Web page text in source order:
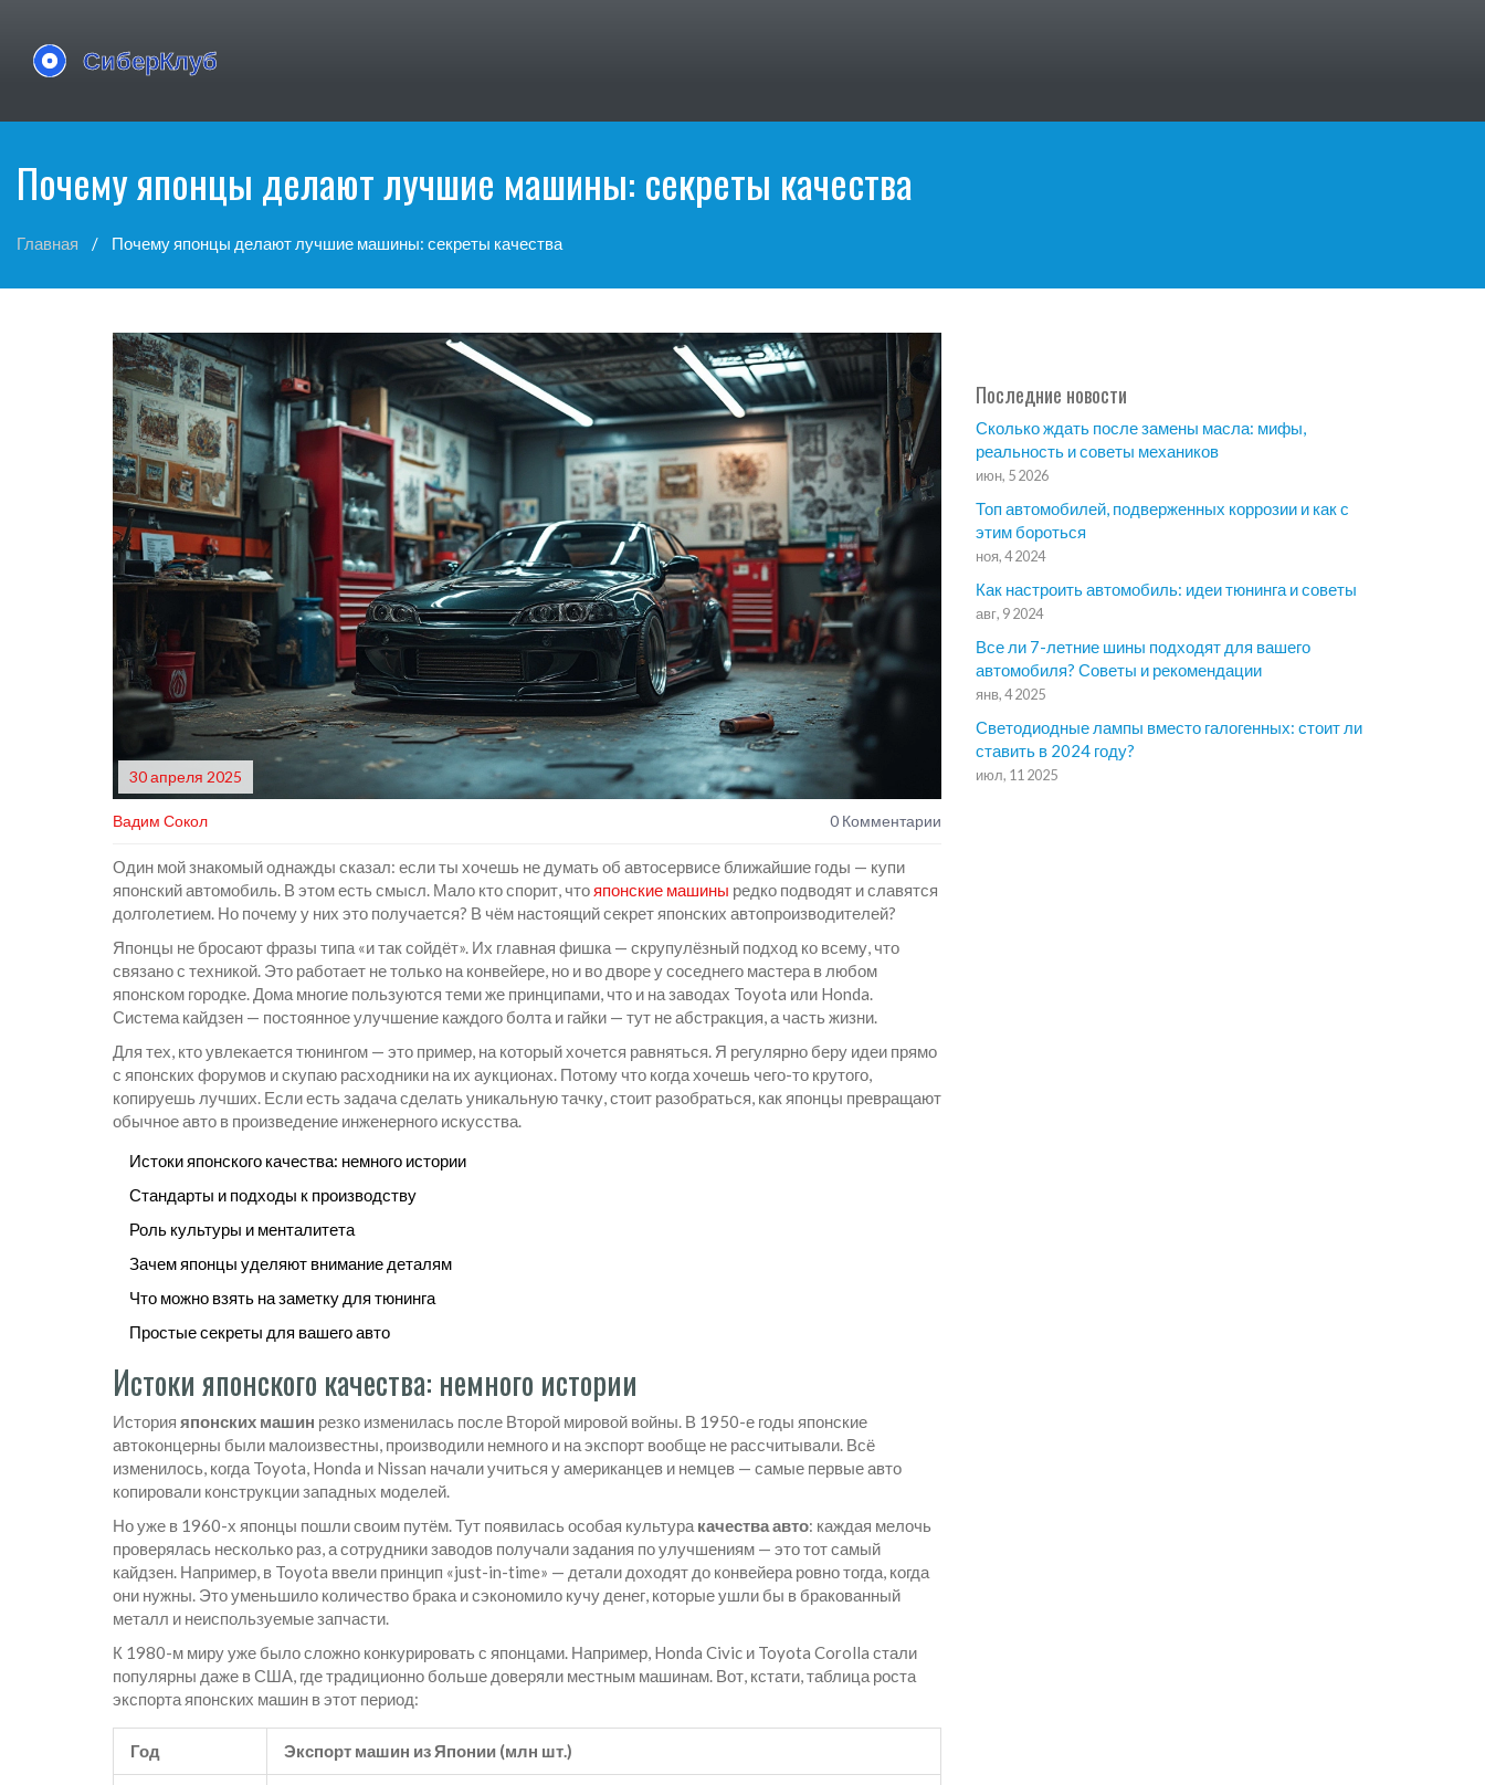
Почему японцы делают лучшие машины: секреты качества
Главная Почему японцы делают лучшие машины: секреты качества
30 апреля 2025
Вадим Сокол 0 Комментарии
Один мой знакомый однажды сказал: если ты хочешь не думать об автосервисе ближайшие годы — купи
японский автомобиль. В этом есть смысл. Мало кто спорит, чтояпонские машины редко подводят и славятся
долголетием. Но почему у них это получается? В чём настоящий секрет японских автопроизводителей?
Японцы не бросают фразы типа «и так сойдёт». Их главная фишка — скрупулёзный подход ко всему, что
связано с техникой. Это работает не только на конвейере, но и во дворе у соседнего мастера в любом
японском городке. Дома многие пользуются теми же принципами, что и на заводах Toyota или Honda.
Система кайдзен — постоянное улучшение каждого болта и гайки — тут не абстракция, а часть жизни.
Для тех, кто увлекается тюнингом — это пример, на который хочется равняться. Я регулярно беру идеи прямо
с японских форумов и скупаю расходники на их аукционах. Потому что когда хочешь чего-то крутого,
копируешь лучших. Если есть задача сделать уникальную тачку, стоит разобраться, как японцы превращают
обычное авто в произведение инженерного искусства.
Истоки японского качества: немного истории
Стандарты и подходы к производству
Роль культуры и менталитета
Зачем японцы уделяют внимание деталям
Что можно взять на заметку для тюнинга
Простые секреты для вашего авто
Истоки японского качества: немного истории
История японских машин резко изменилась после Второй мировой войны. В 1950-е годы японские
автоконцерны были малоизвестны, производили немного и на экспорт вообще не рассчитывали. Всё
изменилось, когда Toyota, Honda и Nissan начали учиться у американцев и немцев — самые первые авто
копировали конструкции западных моделей.
Но уже в 1960-х японцы пошли своим путём. Тут появилась особая культура качества авто: каждая мелочь
проверялась несколько раз, а сотрудники заводов получали задания по улучшениям — это тот самый
кайдзен. Например, в Toyota ввели принцип «just-in-time» — детали доходят до конвейера ровно тогда, когда
они нужны. Это уменьшило количество брака и сэкономило кучу денег, которые ушли бы в бракованный
металл и неиспользуемые запчасти.
К 1980-м миру уже было сложно конкурировать с японцами. Например, Honda Civic и Toyota Corolla стали
популярны даже в США, где традиционно больше доверяли местным машинам. Вот, кстати, таблица роста
экспорта японских машин в этот период:
Год Экспорт машин из Японии (млн шт.)
Последние новости
Сколько ждать после замены масла: мифы,
реальность и советы механиков
июн, 5 2026
Топ автомобилей, подверженных коррозии и как с
этим бороться
ноя, 4 2024
Как настроить автомобиль: идеи тюнинга и советы
авг, 9 2024
Все ли 7-летние шины подходят для вашего
автомобиля? Советы и рекомендации
янв, 4 2025
Светодиодные лампы вместо галогенных: стоит ли
ставить в 2024 году?
июл, 11 2025